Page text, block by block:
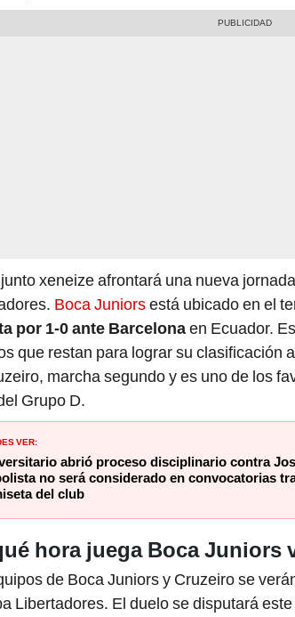
xeneize afrontará una nueva
Boca Juniorsestá ubicado en el
por 1-0 ante Barcelonaen Ecuador.
que restan para lograr su clasificación
marcha segundo y es uno de los
Grupo D.
VER:
abrió proceso disciplinario contra
no será considerado en convocatorias
del club
hora juega Boca Juniors
de Boca Juniors y Cruzeiro se
Libertadores. El duelo se disputará